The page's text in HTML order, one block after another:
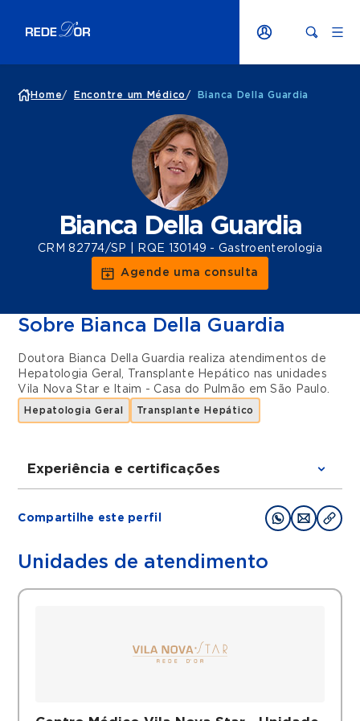
Home/ Encontre um Médico / Bianca Della Guardia
Bianca Della Guardia
CRM 82774/SP | RQE 130149 - Gastroenterologia
Agende uma consulta
Sobre Bianca Della Guardia
Doutora Bianca Della Guardia realiza atendimentos de
Hepatologia Geral, Transplante Hepático nas unidades
Vila Nova Star e Itaim - Casa do Pulmão emSão Paulo.
Hepatologia Geral Transplante Hepático
Experiência e certificações
(Faculdade de Ciências Médicas de Santos)
Gastrenterologia Clinica pela Faculdade de
SBH (Sociedade Brasileira de Hepatologia)
Compartilhe este perfil
Unidades de atendimento